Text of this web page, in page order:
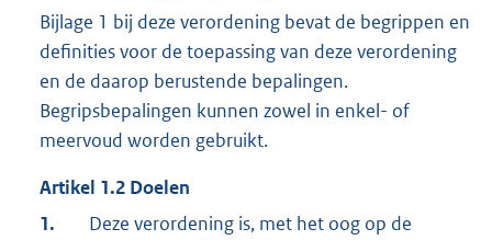
Bijlage 1 bij deze verordening bevat de begrippen en
definities voor de toepassing van deze verordening
en de daarop berustende bepalingen.
Begripsbepalingen kunnen zowel in enkel- of
meervoud worden gebruikt.
Artikel 1.2 Doelen
1.
Deze verordening is, met het oog op de